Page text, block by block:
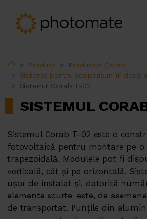
HomeProduse
Produsele Corab
Sisteme pentru acoperișuri în două
Sistemul Corab T-02
SISTEMUL
Sistemul Corab T-02 este o
fotovoltaică pentru montare pe o
trapezoidală. Modulele pot fi
verticală, cât și pe orizontală.
ușor de instalat și, datorită
elemente scurte, este, de
de transportat. Punțile din
Produse
Invertoarele Rezidențiale Huawei
Invertoarele Comerciale &
Accesoriile Huawei
Încărcătoarele EV Huawei
Încărcătoarele EV Ekoenergetyka
PV constructions